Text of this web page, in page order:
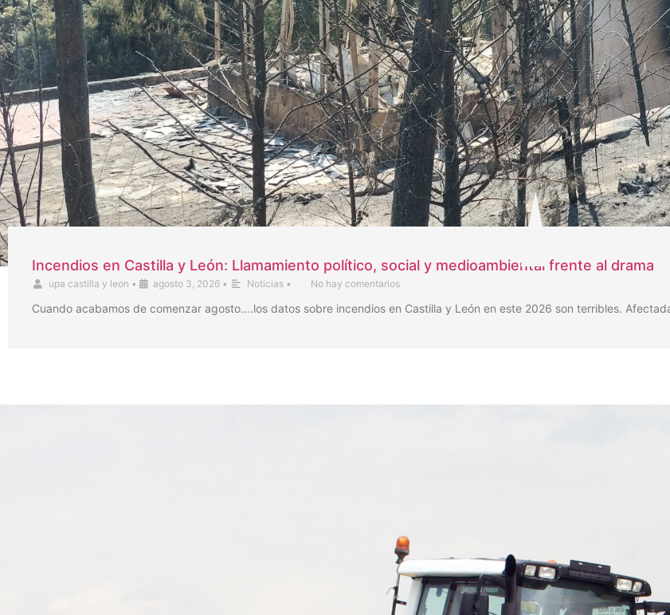
Incendios en Castilla y León: Llamamiento político, social y medioambiental frente al drama
upa castilla y leon • agosto 3, 2026 • Noticias • No hay comentarios
Cuando acabamos de comenzar agosto….los datos sobre incendios en Castilla y León en este 2026 son terribles.